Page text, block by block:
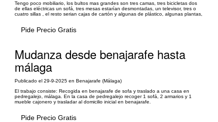
Tengo poco mobiliario, los bultos mas grandes son tres camas, tres bicicletas dos
de ellas eléctricas un sofá, tres mesas estarían desmontadas, un televisor, tres o
cuatro sillas , el resto serian cajas de cartón y algunas de plástico, algunas plantas,
Pide Precio Gratis
Mudanza desde benajarafe hasta
málaga
Publicado el 29-9-2025 en Benajarafe (Málaga)
El trabajo consiste: Recogida en benajarafe de sofa y traslado a una casa en
pedregalejo, málaga. En la casa de pedregalejo recoger 1 sofá, 2 armarios y 1
mueble cajonero y trasladar al domicilio inicial en benajarafe.
Pide Precio Gratis